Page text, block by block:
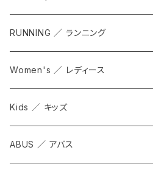
RUNNING ／ ランニング
Women's ／ レディース
Kids ／ キッズ
ABUS ／ アバス